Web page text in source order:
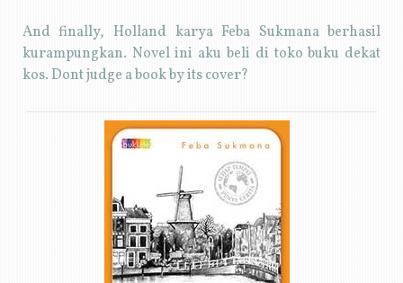
And finally, Holland karya Feba Sukmana berhasil
kurampungkan. Novel ini aku beli di toko buku dekat
kos. Dont judge a book by its cover?